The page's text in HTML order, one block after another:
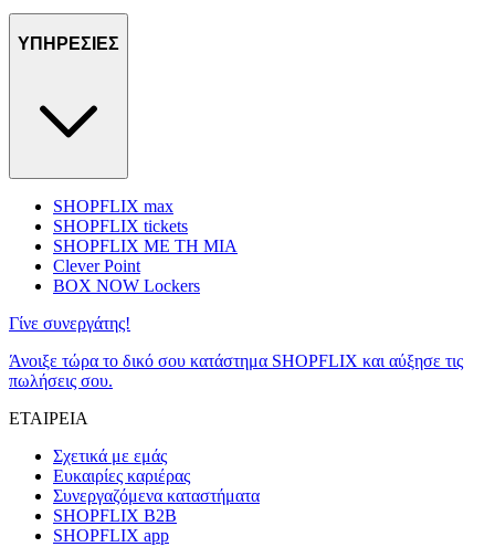
ΥΠΗΡΕΣΙΕΣ
SHOPFLIX max
SHOPFLIX tickets
SHOPFLIX ΜΕ ΤΗ ΜΙΑ
Clever Point
BOX NOW Lockers
Γίνε συνεργάτης!
Άνοιξε τώρα το δικό σου κατάστημα SHOPFLIX και αύξησε τις
πωλήσεις σου.
ΕΤΑΙΡΕΙΑ
Σχετικά με εμάς
Ευκαιρίες καριέρας
Συνεργαζόμενα καταστήματα
SHOPFLIX B2B
SHOPFLIX app